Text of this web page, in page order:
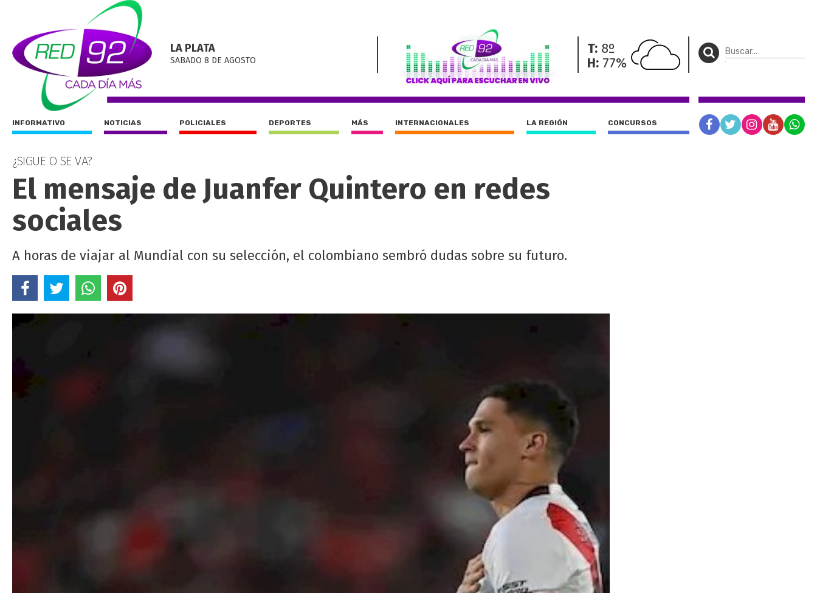
LA PLATA
SABADO 8 DE AGOSTO
T: 8º
H: 77%
INFORMATIVO NOTICIAS POLICIALES DEPORTES MÁS INTERNACIONALES LA REGIÓN CONCURSOS
¿SIGUE O SE VA?
El mensaje de Juanfer Quintero en redes
sociales
A horas de viajar al Mundial con su selección, el colombiano sembró dudas sobre su futuro.